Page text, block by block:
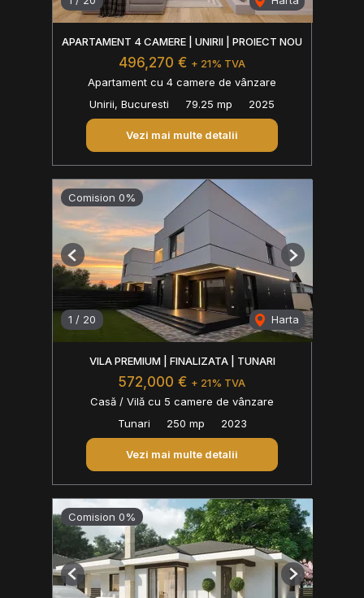
APARTAMENT 4 CAMERE | UNIRII | PROIECT NOU
496,270 € + 21% TVA
Apartament cu 4 camere de vânzare
Unirii, Bucuresti
79.25 mp 2025
Vezi mai multe detalii
Comision 0%
1 / 20 Harta
Previous Next
VILA PREMIUM | FINALIZATA | TUNARI
572,000 € + 21% TVA
Casă / Vilă cu 5 camere de vânzare
Tunari
250 mp 2023
Vezi mai multe detalii
Comision 0%
Previous Next